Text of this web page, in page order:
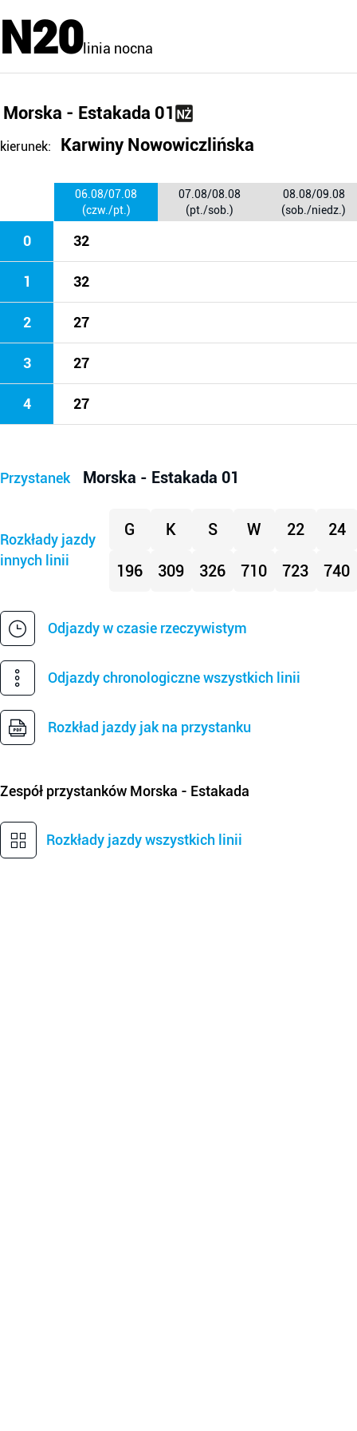
N20linia nocna
Morska - Estakada 01
kierunek: Karwiny Nowowiczlińska
06.08/07.08
(czw./pt.)
07.08/08.08
(pt./sob.)
08.08/09.08
(sob./niedz.)
0 32
1 32
2 27
3 27
4 27
Przystanek Morska - Estakada 01
Rozkłady jazdy
innych linii
G K S W 22 24
196 309 326 710 723 740
Odjazdy w czasie rzeczywistym
Odjazdy chronologiczne wszystkich linii
Rozkład jazdy jak na przystanku
Zespół przystanków Morska - Estakada
Rozkłady jazdy wszystkich linii